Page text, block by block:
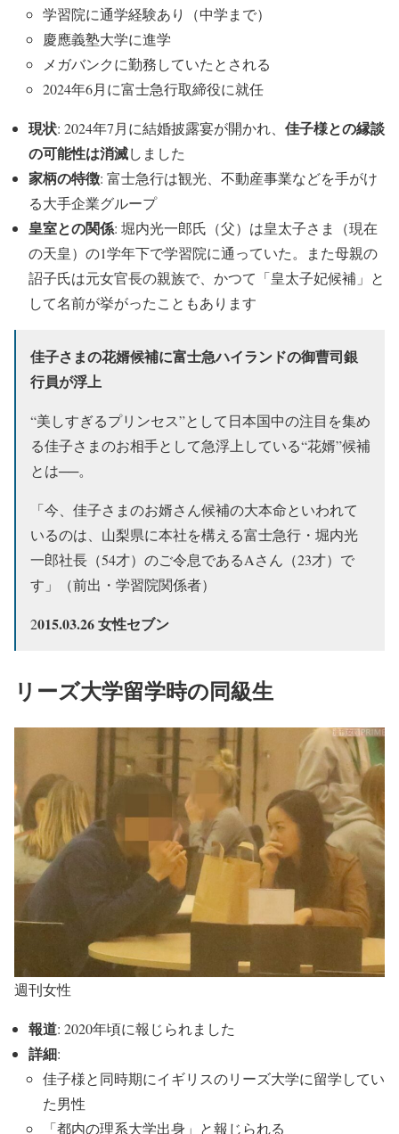
学習院に通学経験あり（中学まで）
慶應義塾大学に進学
メガバンクに勤務していたとされる
2024年6月に富士急行取締役に就任
現状: 2024年7月に結婚披露宴が開かれ、 佳子様との縁談
の可能性は消滅しました
家柄の特徴: 富士急行は観光、不動産事業などを手がけ
る大手企業グループ
皇室との関係: 堀内光一郎氏（父）は皇太子さま（現在
の天皇）の1学年下で学習院に通っていた。また母親の
詔子氏は元女官長の親族で、かつて「皇太子妃候補」と
して名前が挙がったこともあります
佳子さまの花婿候補に富士急ハイランドの御曹司銀
行員が浮上
“美しすぎるプリンセス”として日本国中の注目を集め
る佳子さまのお相手として急浮上している“花婿”候補
とは──。
「今、佳子さまのお婿さん候補の大本命といわれて
いるのは、山梨県に本社を構える富士急行・堀内光
一郎社長（54才）のご令息であるAさん（23才）で
す」（前出・学習院関係者）
2015.03.26 女性セブン
リーズ大学留学時の同級生
週刊女性
報道: 2020年頃に報じられました
詳細:
佳子様と同時期にイギリスのリーズ大学に留学してい
た男性
「都内の理系大学出身」と報じられる